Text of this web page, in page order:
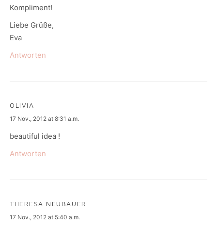
Kompliment!
Liebe Grüße,
Eva
Antworten
OLIVIA
says:
17 Nov., 2012 at 8:31 a.m.
beautiful idea !
Antworten
THERESA NEUBAUER
says:
17 Nov., 2012 at 5:40 a.m.